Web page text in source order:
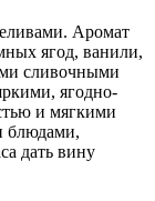
Аромат
ягод, ванили,
сливочными
ягодно-
и мягкими
блюдами,
дать вину